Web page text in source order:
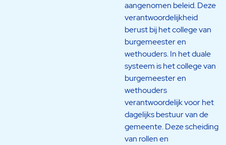
aangenomen beleid. Deze
verantwoordelijkheid
berust bij het college van
burgemeester en
wethouders. In het duale
systeem is het college van
burgemeester en
wethouders
verantwoordelijk voor het
dagelijks bestuur van de
gemeente. Deze scheiding
van rollen en